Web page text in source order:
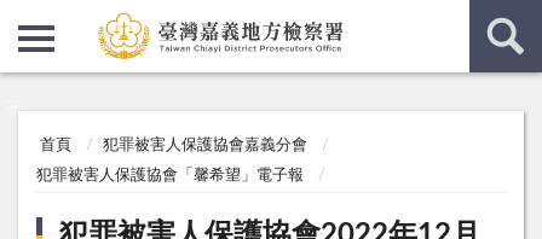
首頁
犯罪被害人保護協會嘉義分會
犯罪被害人保護協會「馨希望」電子報